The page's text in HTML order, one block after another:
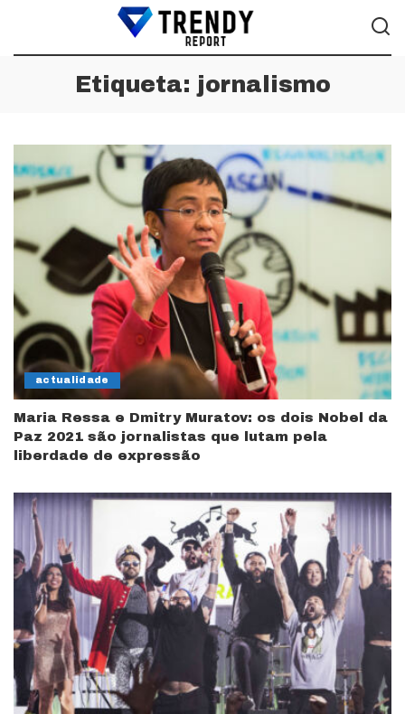
Etiqueta: jornalismo
actualidade
Maria Ressa e Dmitry Muratov: os dois Nobel da
Paz 2021 são jornalistas que lutam pela
liberdade de expressão